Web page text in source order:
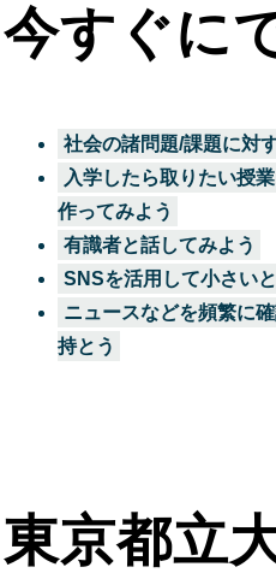
今すぐに
社会の諸問題/課題に対
入学したら取りたい授
作ってみよう
有識者と話してみよう
SNSを活用して小さい
ニュースなどを頻繁に
持とう
東京都立